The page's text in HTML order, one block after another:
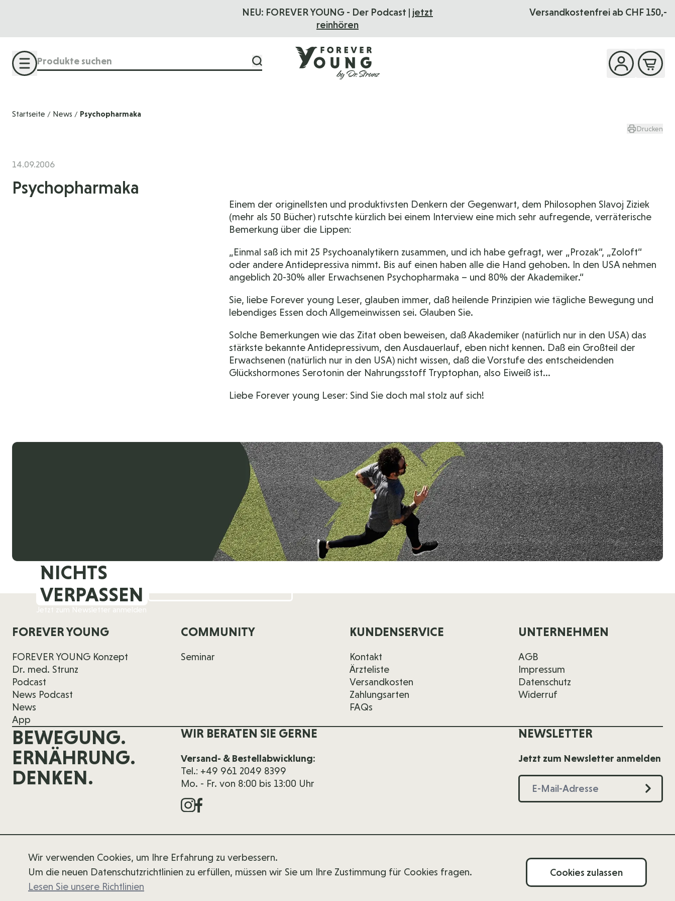
Wir verwenden Cookies, um Ihre Erfahrung zu verbessern.
Um die neuen Datenschutzrichtlinien zu erfüllen, müssen wir Sie um Ihre Zustimmung für Cookies fragen.
Lesen Sie unsere Richtlinien
Cookies zulassen
NEU: FOREVER YOUNG - Der Podcast | jetzt
reinhören
Versandkostenfrei ab CHF 150,-
Suche
Startseite / News / Psychopharmaka
Drucken
14.09.2006
Psychopharmaka
Einem der originellsten und produktivsten Denkern der Gegenwart, dem Philosophen Slavoj Ziziek
(mehr als 50 Bücher) rutschte kürzlich bei einem Interview eine mich sehr aufregende, verräterische
Bemerkung über die Lippen:
„Einmal saß ich mit 25 Psychoanalytikern zusammen, und ich habe gefragt, wer „Prozak“, „Zoloft“
oder andere Antidepressiva nimmt. Bis auf einen haben alle die Hand gehoben. In den USA nehmen
angeblich 20-30% aller Erwachsenen Psychopharmaka – und 80% der Akademiker.“
Sie, liebe Forever young Leser, glauben immer, daß heilende Prinzipien wie tägliche Bewegung und
lebendiges Essen doch Allgemeinwissen sei. Glauben Sie.
Solche Bemerkungen wie das Zitat oben beweisen, daß Akademiker (natürlich nur in den USA) das
stärkste bekannte Antidepressivum, den Ausdauerlauf, eben nicht kennen. Daß ein Großteil der
Erwachsenen (natürlich nur in den USA) nicht wissen, daß die Vorstufe des entscheidenden
Glückshormones Serotonin der Nahrungsstoff Tryptophan, also Eiweiß ist...
Liebe Forever young Leser: Sind Sie doch mal stolz auf sich!
NICHTS
VERPASSEN
Jetzt zum Newsletter anmelden
FOREVER YOUNG
FOREVER YOUNG Konzept
Dr. med. Strunz
Podcast
News Podcast
News
App
COMMUNITY
Seminar
KUNDENSERVICE
Kontakt
Ärzteliste
Versandkosten
Zahlungsarten
FAQs
UNTERNEHMEN
AGB
Impressum
Datenschutz
Widerruf
BEWEGUNG.
ERNÄHRUNG.
DENKEN.
WIR BERATEN SIE GERNE
Versand- & Bestellabwicklung:
Tel.: +49 961 2049 8399
Mo. - Fr. von 8:00 bis 13:00 Uhr
NEWSLETTER
Jetzt zum Newsletter anmelden
Copyright 2026 forever young